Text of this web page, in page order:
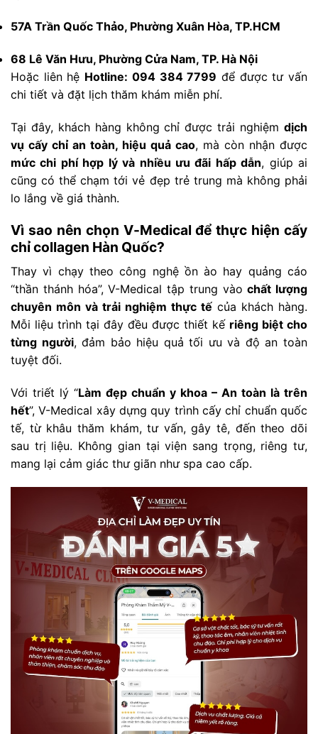
57A Trần Quốc Thảo, Phường Xuân Hòa, TP.HCM
68 Lê Văn Hưu, Phường Cửa Nam, TP. Hà Nội
Hoặc liên hệ Hotline: 094 384 7799 để được tư vấn
chi tiết và đặt lịch thăm khám miễn phí.
Tại đây, khách hàng không chỉ được trải nghiệm dịch
vụ cấy chỉ an toàn, hiệu quả cao, mà còn nhận được
mức chi phí hợp lý và nhiều ưu đãi hấp dẫn, giúp ai
cũng có thể chạm tới vẻ đẹp trẻ trung mà không phải
lo lắng về giá thành.
Vì sao nên chọn V-Medical để thực hiện cấy
chỉ collagen Hàn Quốc?
Thay vì chạy theo công nghệ ồn ào hay quảng cáo
“thần thánh hóa”, V-Medical tập trung vàochất lượng
chuyên môn và trải nghiệm thực tế của khách hàng.
Mỗi liệu trình tại đây đều được thiết kế riêng biệt cho
từng người, đảm bảo hiệu quả tối ưu và độ an toàn
tuyệt đối.
Với triết lý “Làm đẹp chuẩn y khoa – An toàn là trên
hết”, V-Medical xây dựng quy trình cấy chỉ chuẩn quốc
tế, từ khâu thăm khám, tư vấn, gây tê, đến theo dõi
sau trị liệu. Không gian tại viện sang trọng, riêng tư,
mang lại cảm giác thư giãn như spa cao cấp.